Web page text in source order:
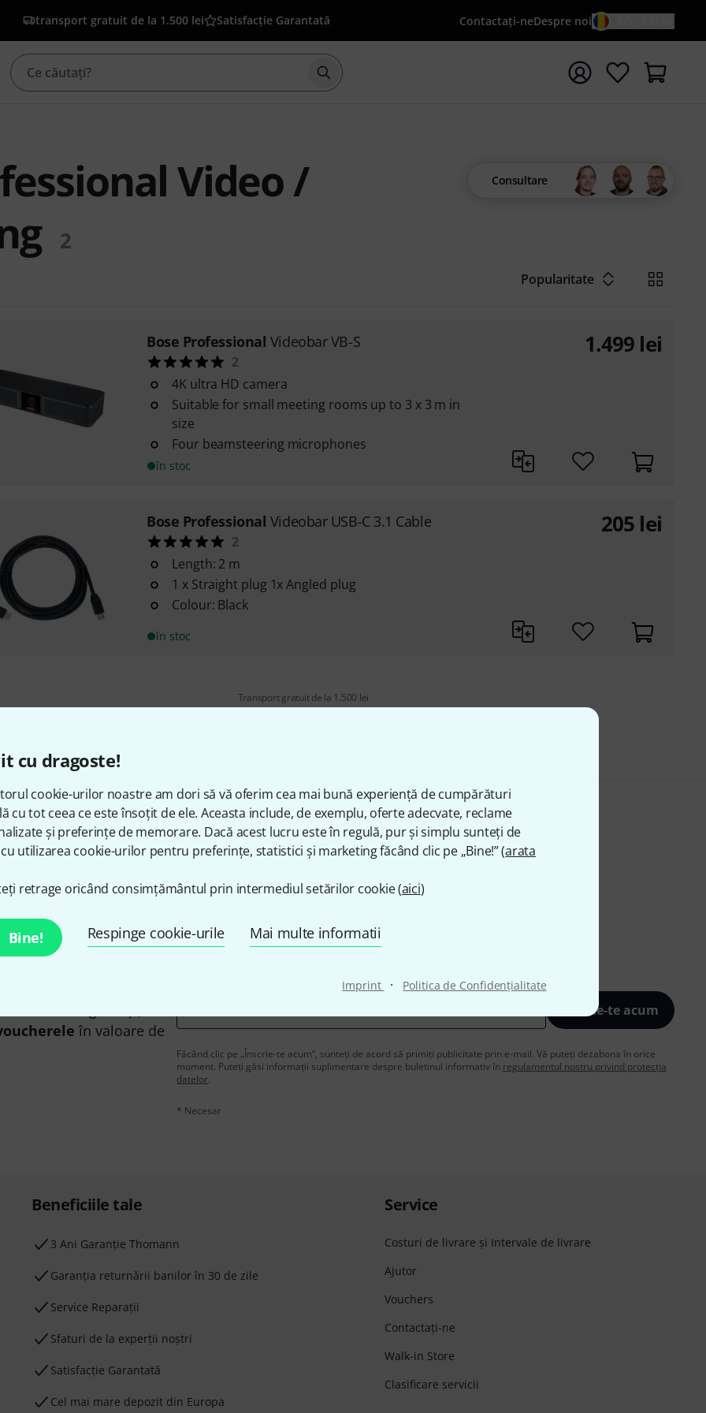
cu dragoste!
cookie-urilor noastre am dori să vă oferim cea mai bună experiență de cumpărături
cu tot ceea ce este însoțit de ele. Aceasta include, de exemplu, oferte adecvate, reclame
și preferințe de memorare. Dacă acest lucru este în regulă, pur și simplu sunteți de
utilizarea cookie-urilor pentru preferințe, statistici și marketing făcând clic pe „Bine!” (arata
retrage oricând consimțământul prin intermediul setărilor cookie (aici)
Bine! Respinge cookie-urile Mai multe informatii
Imprint · Politica de Confidenţialitate
transport gratuit de la 1.500 lei Satisfacție Garantată Contactaţi-neDespre noi
Începeți căutarea cu termenul de căutare {searchTerm}
Video /
2
Consultare
Popularitate
Bose Professional Videobar VB-S
2
4K ultra HD camera
Suitable for small meeting rooms up to 3 x 3 m in
size
Four beamsteering microphones
în stoc
1.499 lei
Bose Professional Videobar USB-C 3.1 Cable
2
Length: 2 m
1 x Straight plug 1x Angled plug
Colour: Black
în stoc
205 lei
Transport gratuit de la 1.500 lei
Îți place ceea ce vezi?
limba engleză și, cu
în valoare de
Înscrie-te acum
Făcând clic pe „Înscrie-te acum”, sunteți de acord să primiți publicitate prin e-mail. Vă puteți dezabona în orice
moment. Puteți găsi informații suplimentare despre buletinul informativ în regulamentul nostru privind protecția
datelor.
* Necesar
Beneficiile tale
3 Ani Garanție Thomann
Garanţia returnării banilor în 30 de zile
Service Reparații
Sfaturi de la experții noștri
Satisfacție Garantată
Cel mai mare depozit din Europa
Service
Costuri de livrare şi Intervale de livrare
Ajutor
Vouchers
Contactaţi-ne
Walk-in Store
Clasificare servicii